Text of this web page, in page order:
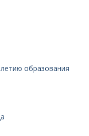
образования